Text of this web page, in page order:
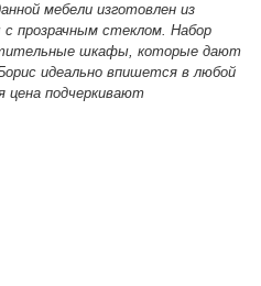
мебели изготовлен из
прозрачным стеклом. Набор
шкафы, которые дают
идеально впишется в любой
цена подчеркивают